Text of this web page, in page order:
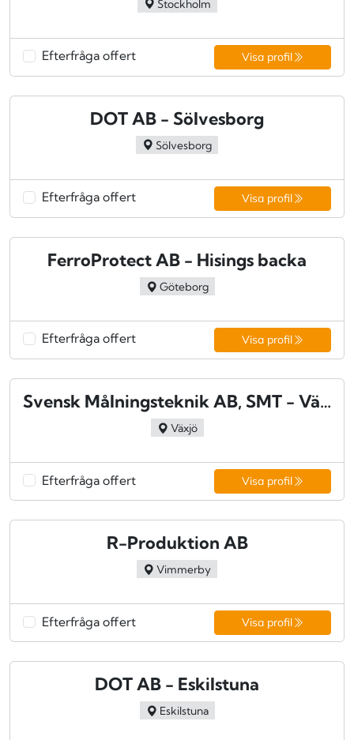
Stockholm
Efterfråga offert Visa profil
DOT AB - Sölvesborg
Sölvesborg
Efterfråga offert Visa profil
FerroProtect AB - Hisings backa
Göteborg
Efterfråga offert Visa profil
Svensk Målningsteknik AB, SMT - Växjö
Växjö
Efterfråga offert Visa profil
R-Produktion AB
Vimmerby
Efterfråga offert Visa profil
DOT AB - Eskilstuna
Eskilstuna